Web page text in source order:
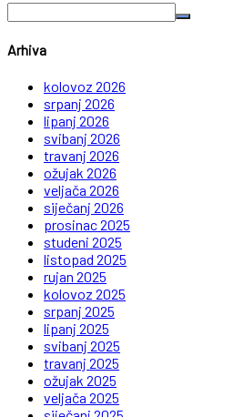
Arhiva
kolovoz 2026
srpanj 2026
lipanj 2026
svibanj 2026
travanj 2026
ožujak 2026
veljača 2026
siječanj 2026
prosinac 2025
studeni 2025
listopad 2025
rujan 2025
kolovoz 2025
srpanj 2025
lipanj 2025
svibanj 2025
travanj 2025
ožujak 2025
veljača 2025